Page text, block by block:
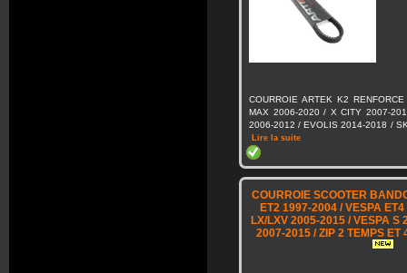
COURROIE ARTEK K2
MAX 2006-2020 / X CITY 2007-
2006-2012 / EVOLIS 2014-2018 /
Lire la suite
COURROIE SCOOTER
ET2 1997-2004 / VESPA
LX/LXV 2005-2015 / VESPA S
2007-2015 / ZIP 2 TEMPS ET